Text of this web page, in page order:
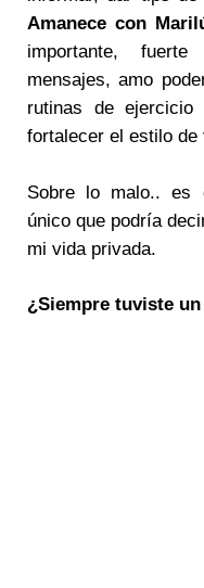
Amanece con
importante,
mensajes, amo
rutinas de
fortalecer el estilo de
Sobre lo malo.. es
único que podría
mi vida privada.
¿Siempre tuviste